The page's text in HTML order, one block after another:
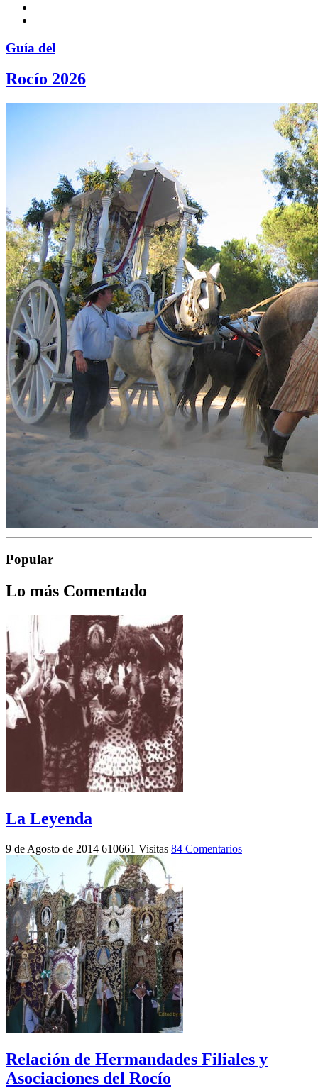
Guía del
Rocío 2026
Popular
Lo más Comentado
La Leyenda
9 de Agosto de 2014 610661 Visitas 84 Comentarios
Relación de Hermandades Filiales y
Asociaciones del Rocío